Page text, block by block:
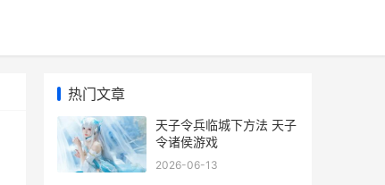
热门文章
天子令兵临城下方法 天子
令诸侯游戏
2026-06-13